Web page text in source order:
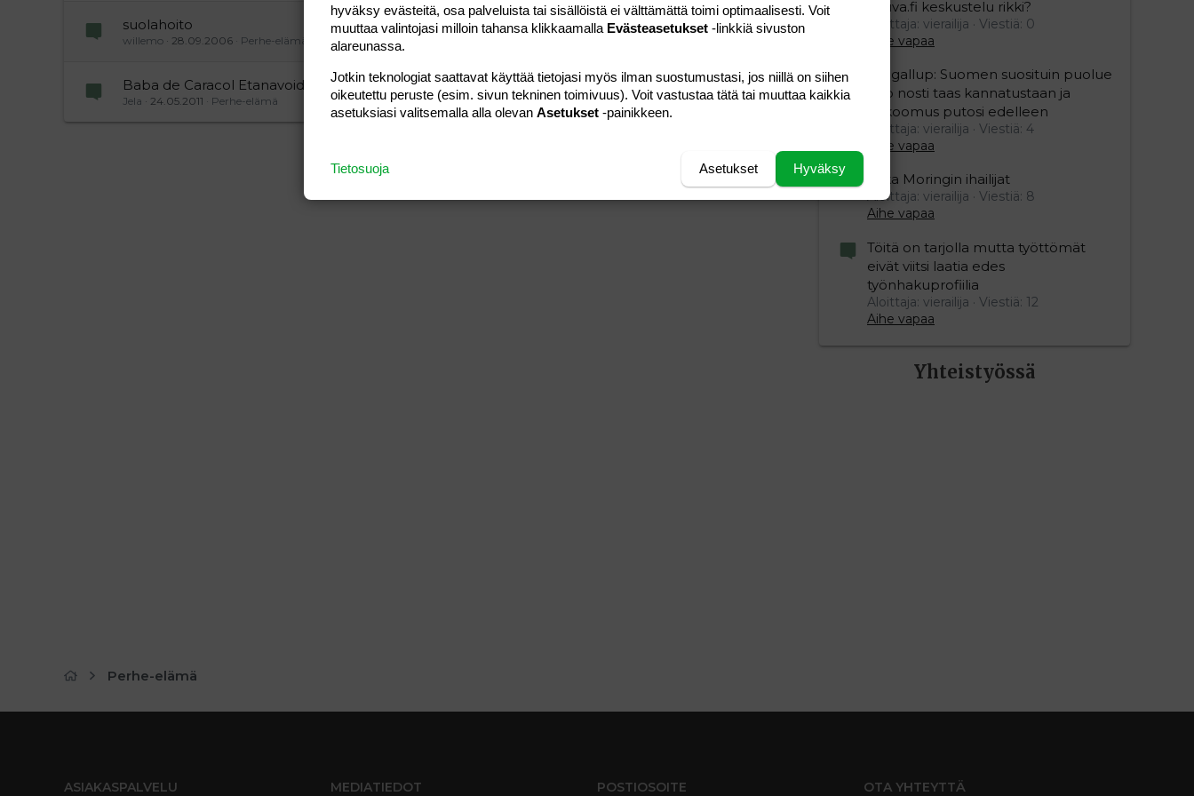
suolahoito
willemo 28.09.2006 Perhe-elämä
Viestiä 2
28.09.2006
kinkku04
Baba de Caracol Etanavoide
Jela 24.05.2011 Perhe-elämä
Viestiä 0
Luettu 2K
24.05.2011
Jela
Vauva.fi keskustelu rikki?
Aloittaja: vierailija
Viestiä: 0
Aihe vapaa
Yle gallup: Suomen suosituin puolue
Sdp nosti taas kannatustaan ja
kokoomus putosi edelleen
Aloittaja: vierailija
Viestiä: 4
Aihe vapaa
Mika Moringin ihailijat
Aloittaja: vierailija
Viestiä: 8
Aihe vapaa
Töitä on tarjolla mutta työttömät
eivät viitsi laatia edes
työnhakuprofiilia
Aloittaja: vierailija
Viestiä: 12
Aihe vapaa
Yhteistyössä
Perhe-elämä
ASIAKASPALVELU MEDIATIEDOT POSTIOSOITE OTA YHTEYTTÄ
hyväksy evästeitä, osa palveluista tai sisällöistä ei välttämättä toimi optimaalisesti. Voit
muuttaa valintojasi milloin tahansa klikkaamalla Evästeasetukset -linkkiä sivuston
alareunassa.
Jotkin teknologiat saattavat käyttää tietojasi myös ilman suostumustasi, jos niillä on siihen
oikeutettu peruste (esim. sivun tekninen toimivuus). Voit vastustaa tätä tai muuttaa kaikkia
asetuksiasi valitsemalla alla olevan Asetukset -painikkeen.
Hyväksy
Asetukset
Tietosuoja